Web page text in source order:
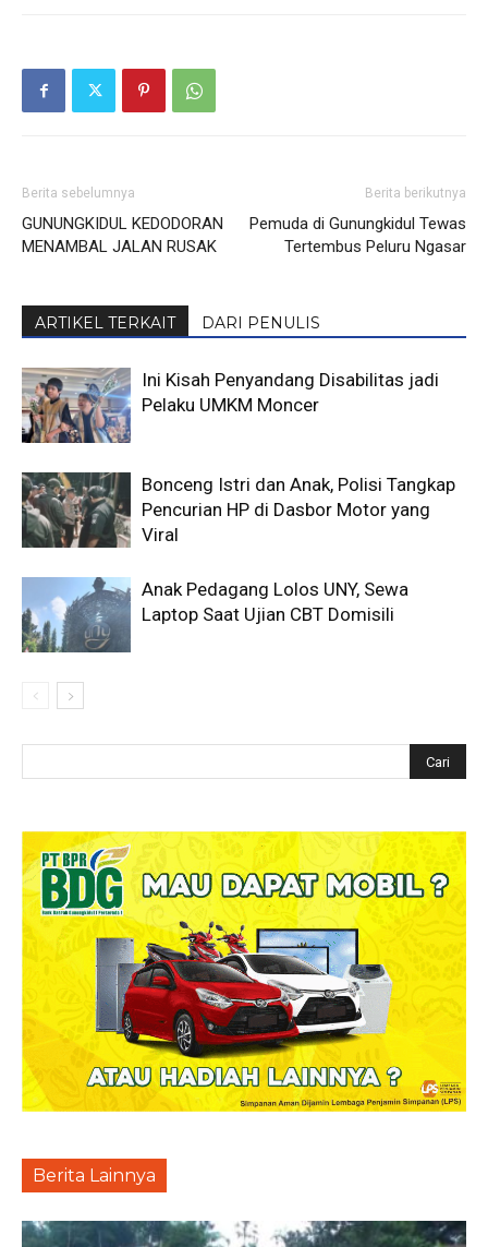
Berita sebelumnya
GUNUNGKIDUL KEDODORAN
MENAMBAL JALAN RUSAK
Berita berikutnya
Pemuda di Gunungkidul Tewas
Tertembus Peluru Ngasar
ARTIKEL TERKAIT DARI PENULIS
Ini Kisah Penyandang Disabilitas jadi
Pelaku UMKM Moncer
Bonceng Istri dan Anak, Polisi Tangkap
Pencurian HP di Dasbor Motor yang
Viral
Anak Pedagang Lolos UNY, Sewa
Laptop Saat Ujian CBT Domisili
Berita Lainnya